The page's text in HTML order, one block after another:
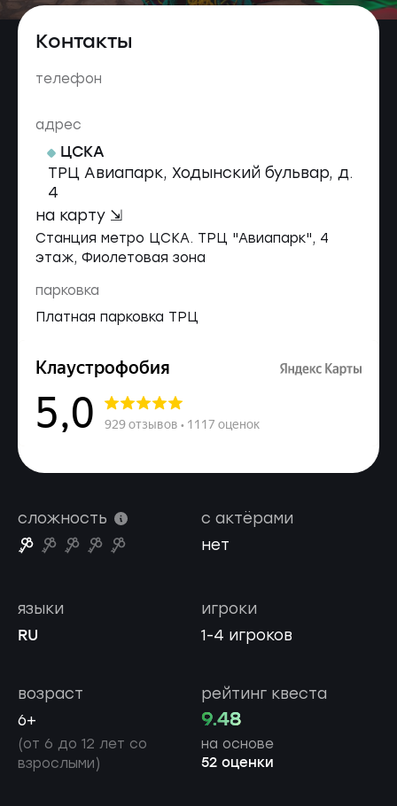
Контакты
телефон
адрес
ЦСКА
ТРЦ Авиапарк, Ходынский бульвар, д.
4
на карту ⇲
Станция метро ЦСКА. ТРЦ "Авиапарк", 4
этаж, Фиолетовая зона
парковка
Платная парковка ТРЦ
сложность
с актёрами
нет
игроки
1-4 игроков
языки
RU
возраст
6+
(от 6 до 12 лет со
взрослыми)
рейтинг квеста
9.48
на основе
52 оценки